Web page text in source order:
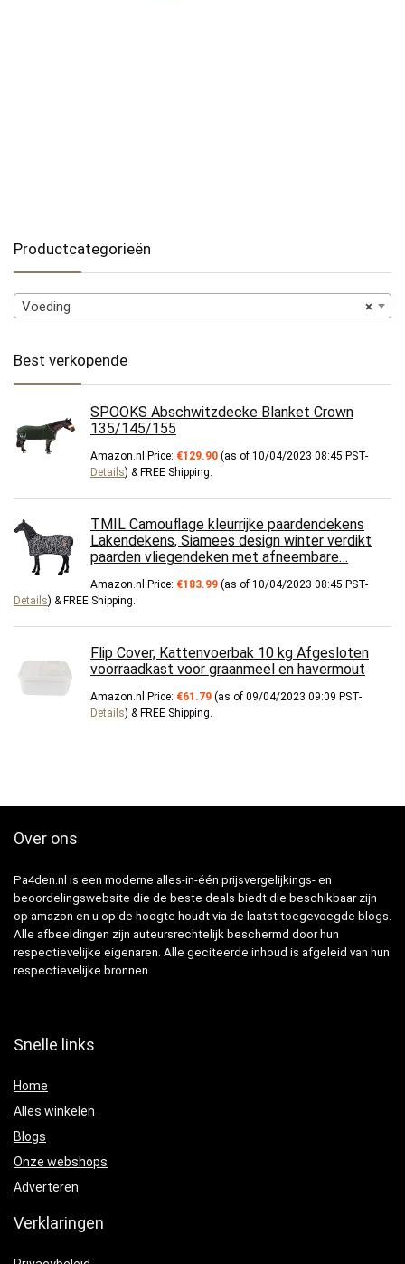
Productcategorieën
×
Voeding
Best verkopende
SPOOKS Abschwitzdecke Blanket Crown
135/145/155
Amazon.nl Price: €129.90 (as of 10/04/2023 08:45 PST-
Details) & FREE Shipping.
TMIL Camouflage kleurrijke paardendekens
Lakendekens, Siamees design winter verdikt
paarden vliegendeken met afneembare…
Amazon.nl Price: €183.99 (as of 10/04/2023 08:45 PST-
Details) & FREE Shipping.
Flip Cover, Kattenvoerbak 10 kg Afgesloten
voorraadkast voor graanmeel en havermout
Amazon.nl Price: €61.79 (as of 09/04/2023 09:09 PST-
Details) & FREE Shipping.
Over ons
Pa4den.nl is een moderne alles-in-één prijsvergelijkings- en
beoordelingswebsite die de beste deals biedt die beschikbaar zijn
op amazon en u op de hoogte houdt via de laatst toegevoegde blogs.
Alle afbeeldingen zijn auteursrechtelijk beschermd door hun
respectievelijke eigenaren. Alle geciteerde inhoud is afgeleid van hun
respectievelijke bronnen.
Snelle links
Home
Alles winkelen
Blogs
Onze webshops
Adverteren
Verklaringen